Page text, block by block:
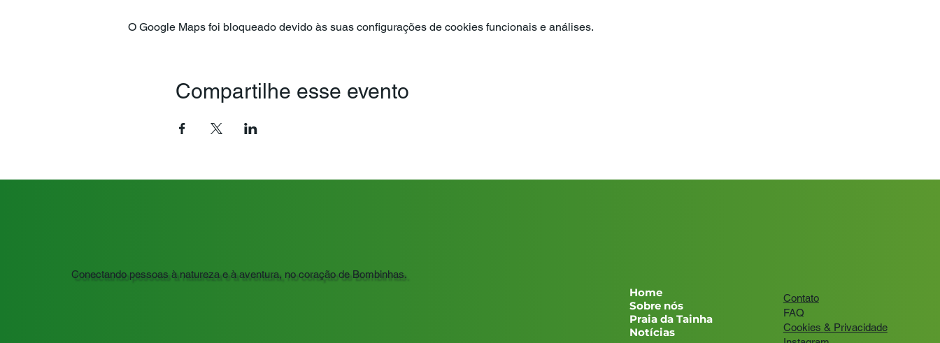
O Google Maps foi bloqueado devido às suas configurações de cookies funcionais e análises.
Compartilhe esse evento
Conectando pessoas à natureza e à aventura, no coração de Bombinhas.
Home
Sobre nós
Praia da Tainha
Notícias
Contato
FAQ
Cookies & Privacidade